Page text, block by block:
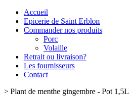
Accueil
Epicerie de Saint Erblon
Commander nos produits
Porc
Volaille
Retrait ou livraison?
Les fournisseurs
Contact
> Plant de menthe gingembre - Pot 1,5L